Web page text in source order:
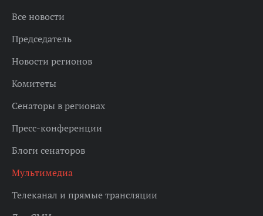
Все новости
Председатель
Новости регионов
Комитеты
Сенаторы в регионах
Пресс-конференции
Блоги сенаторов
Мультимедиа
Телеканал и прямые трансляции